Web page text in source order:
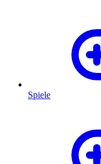
Spiele